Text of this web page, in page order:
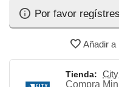
Por favor
Añadir a
Tienda:
Compra